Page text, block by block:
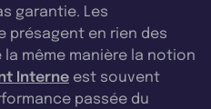
garantie. Les
présagent en rien des
même manière la notion
Interne est souvent
passée du